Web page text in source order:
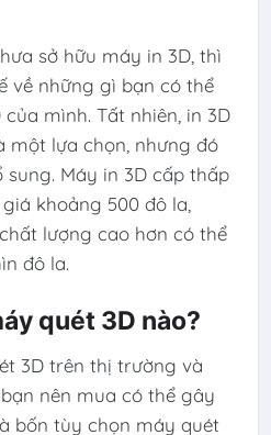
sở hữu máy in 3D, thì
về những gì bạn có thể
mình. Tất nhiên, in 3D
một lựa chọn, nhưng đó
Máy in 3D cấp thấp
khoảng 500 đô la,
lượng cao hơn có thể
đô la.
quét 3D nào?
3D trên thị trường và
nên mua có thể gây
bốn tùy chọn máy quét